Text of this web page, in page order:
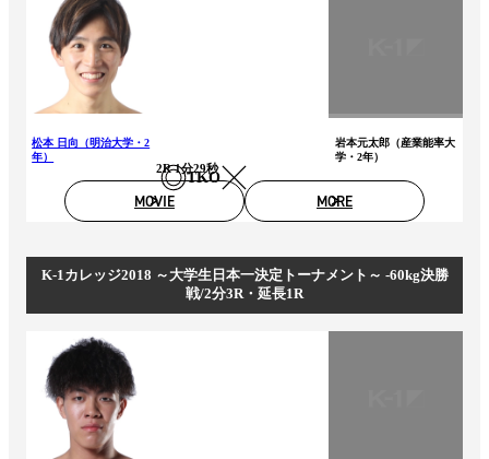
松本 日向（明治大学・2
年）
TKO
2R 1分29秒
岩本元太郎（産業能率大
学・2年）
MOVIE MORE
K-1カレッジ2018 ～大学生日本一決定トーナメント～ -60kg決勝
戦/2分3R・延長1R